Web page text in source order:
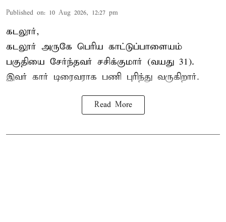
Published on: 10 Aug 2026, 12:27 pm
கடலூர்,
கடலூர் அருகே பெரிய காட்டுப்பாளையம்
பகுதியை சேர்ந்தவர் சசிக்குமார் (வயது 31).
இவர் கார் டிரைவராக பணி புரிந்து வருகிறார்.
Read More